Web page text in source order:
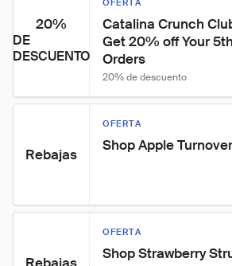
20%
DE
DESCUENTO
OFERTA
Catalina Crunch
Get 20% off Your
Orders
20% de descuento
Rebajas
OFERTA
Shop Apple
OFERTA
Shop Strawberry